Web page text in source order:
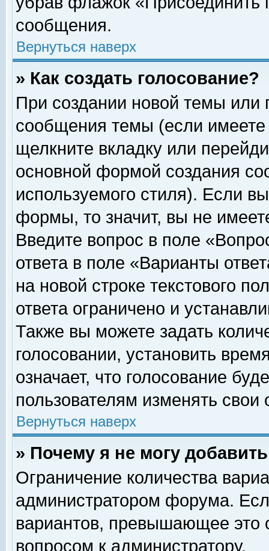
сообщения.
Вернуться наверх
» Как создать голосование?
При создании новой темы или
сообщения темы (если
щелкните вкладку или
основной формой создания
используемого стиля). Если
формы, то значит, вы не
Введите вопрос в поле
ответа в поле «Варианты
на новой строке текстового
ответа ограничено и
Также вы можете задать
голосовании, установить
означает, что голосование
пользователям изменять свои
Вернуться наверх
» Почему я не могу
Ограничение количества
администратором форума.
вариантов, превышающее это
вопросом к администратору.